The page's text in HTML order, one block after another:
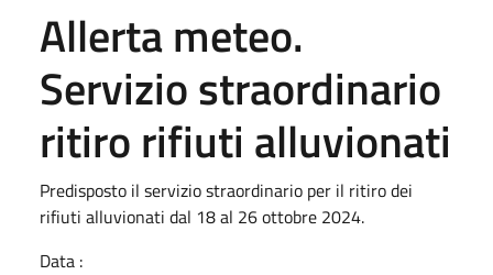
Allerta meteo.
Servizio straordinario
ritiro rifiuti alluvionati
Predisposto il servizio straordinario per il ritiro dei
rifiuti alluvionati dal 18 al 26 ottobre 2024.
Data :